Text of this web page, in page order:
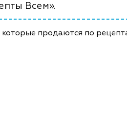
Всем».
продаются по